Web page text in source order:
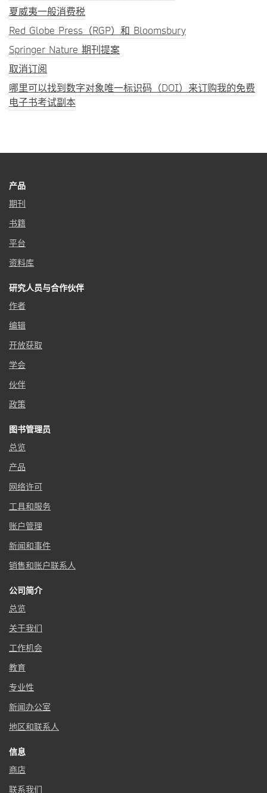
夏威夷一般消费税
Red Globe Press（RGP）和 Bloomsbury
Springer Nature 期刊提案
取消订阅
哪里可以找到数字对象唯一标识码（DOI）来订购我的免费
电子书考试副本
产品
期刊
书籍
平台
资料库
研究人员与合作伙伴
作者
编辑
开放获取
学会
伙伴
政策
图书管理员
总览
产品
网络许可
工具和服务
账户管理
新闻和事件
销售和账户联系人
公司简介
总览
关于我们
工作机会
教育
专业性
新闻办公室
地区和联系人
信息
商店
联系我们